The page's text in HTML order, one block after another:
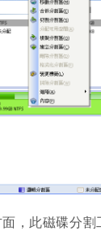
，此磁碟分割